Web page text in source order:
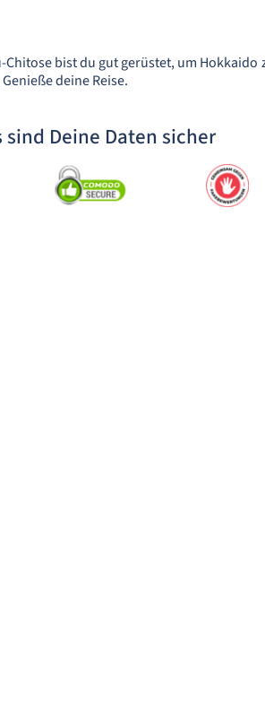
bist du gut gerüstet, um Hokkaido
deine Reise.
sind Deine Daten sicher